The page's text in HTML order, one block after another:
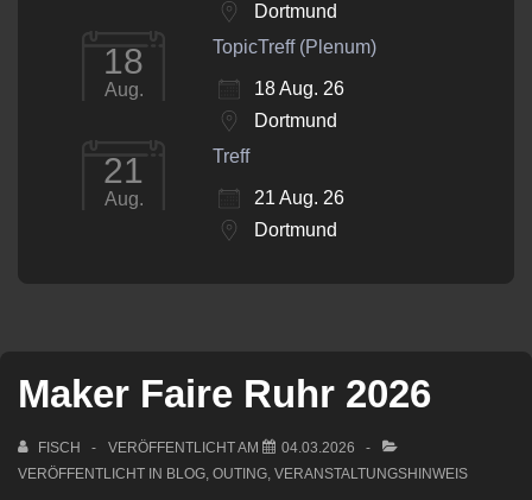
Maker Faire Ruhr 2026
FISCH VERÖFFENTLICHT AM
04.03.2026
VERÖFFENTLICHT IN BLOG, OUTING, VERANSTALTUNGSHINWEIS
Dortmund
18
Aug.
TopicTreff (Plenum)
18 Aug. 26
Dortmund
21
Aug.
Treff
21 Aug. 26
Dortmund